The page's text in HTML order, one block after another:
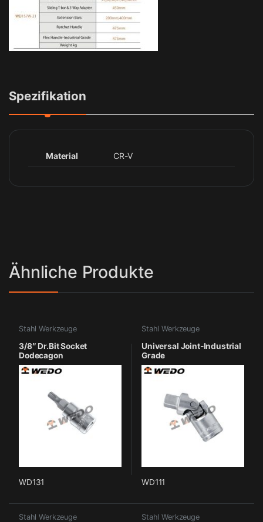
Spezifikation
Material CR-V
Ähnliche Produkte
Stahl Werkzeuge
3/8″ Dr.Bit Socket
Dodecagon
WD131
Stahl Werkzeuge
Universal Joint-Industrial
Grade
WD111
Stahl Werkzeuge Stahl Werkzeuge